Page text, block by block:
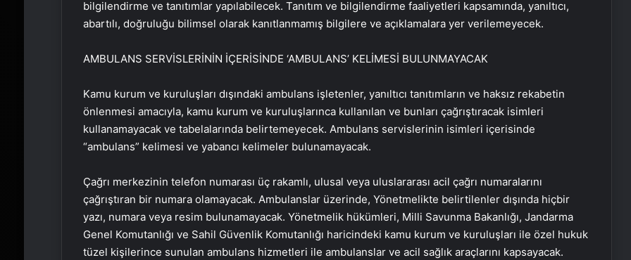
bilgilendirme ve tanıtımlar yapılabilecek. Tanıtım ve bilgilendirme faaliyetleri kapsamında, yanıltıcı,
abartılı, doğruluğu bilimsel olarak kanıtlanmamış bilgilere ve açıklamalara yer verilemeyecek.
AMBULANS SERVİSLERİNİN İÇERİSİNDE ‘AMBULANS’ KELİMESİ BULUNMAYACAK
Kamu kurum ve kuruluşları dışındaki ambulans işletenler, yanıltıcı tanıtımların ve haksız rekabetin
önlenmesi amacıyla, kamu kurum ve kuruluşlarınca kullanılan ve bunları çağrıştıracak isimleri
kullanamayacak ve tabelalarında belirtemeyecek. Ambulans servislerinin isimleri içerisinde
“ambulans” kelimesi ve yabancı kelimeler bulunamayacak.
Çağrı merkezinin telefon numarası üç rakamlı, ulusal veya uluslararası acil çağrı numaralarını
çağrıştıran bir numara olamayacak. Ambulanslar üzerinde, Yönetmelikte belirtilenler dışında hiçbir
yazı, numara veya resim bulunamayacak. Yönetmelik hükümleri, Milli Savunma Bakanlığı, Jandarma
Genel Komutanlığı ve Sahil Güvenlik Komutanlığı haricindeki kamu kurum ve kuruluşları ile özel hukuk
tüzel kişilerince sunulan ambulans hizmetleri ile ambulanslar ve acil sağlık araçlarını kapsayacak.